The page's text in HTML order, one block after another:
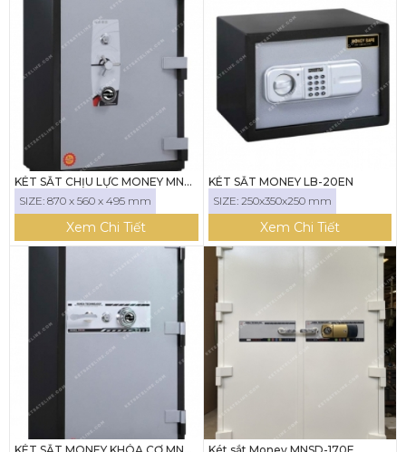
KÉT SẮT CHỊU LỰC MONEY MNX-
87C
SIZE: 870 x 560 x 495 mm
Xem Chi Tiết
KÉT SẮT MONEY LB-20EN
SIZE: 250x350x250 mm
Xem Chi Tiết
KÉT SẮT MONEY KHÓA CƠ MNS-
Két sắt Money MNSD-170E